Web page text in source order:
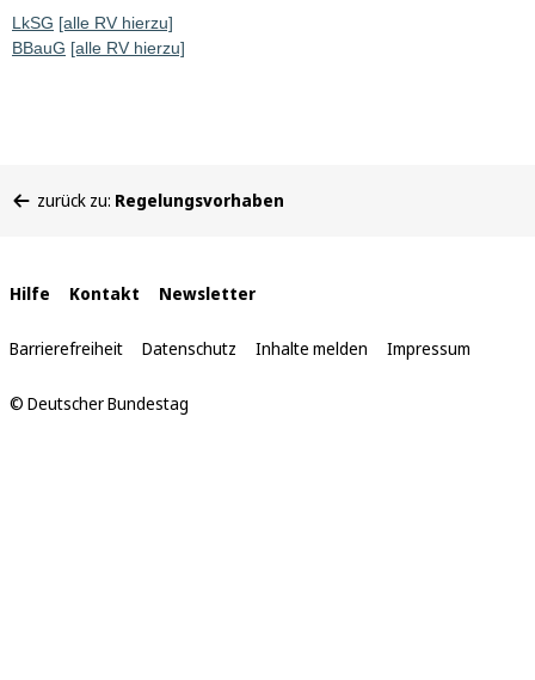
LkSG [alle RV hierzu]
BBauG [alle RV hierzu]
befinden
zurück zu: Regelungsvorhaben
Interne
Links
Hilfe Kontakt Newsletter
Barrierefreiheit Datenschutz Inhalte melden Impressum
© Deutscher Bundestag